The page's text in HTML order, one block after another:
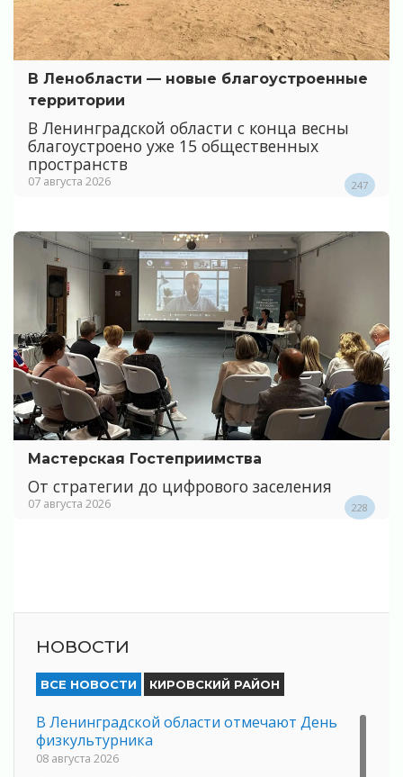
В Ленобласти — новые благоустроенные
территории
В Ленинградской области с конца весны
благоустроено уже 15 общественных
пространств
07 августа 2026 247
Мастерская Гостеприимства
От стратегии до цифрового заселения
07 августа 2026 228
НОВОСТИ
ВСЕ НОВОСТИ КИРОВСКИЙ РАЙОН
В Ленинградской области отмечают День
физкультурника
08 августа 2026